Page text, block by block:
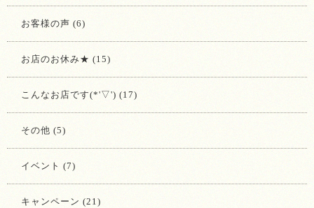
お客様の声 (6)
お店のお休み★ (15)
こんなお店です(*'▽') (17)
その他 (5)
イベント (7)
キャンペーン (21)